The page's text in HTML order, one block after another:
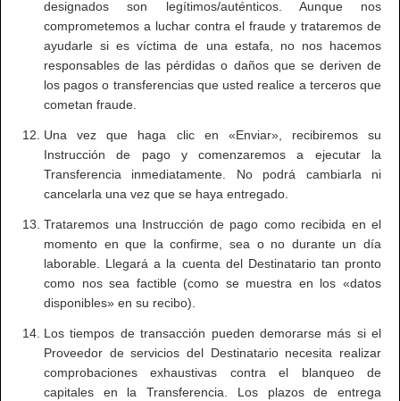
designados son legítimos/auténticos. Aunque nos
comprometemos a luchar contra el fraude y trataremos de
ayudarle si es víctima de una estafa, no nos hacemos
responsables de las pérdidas o daños que se deriven de
los pagos o transferencias que usted realice a terceros que
cometan fraude.
Una vez que haga clic en «Enviar», recibiremos su
Instrucción de pago y comenzaremos a ejecutar la
Transferencia inmediatamente. No podrá cambiarla ni
cancelarla una vez que se haya entregado.
Trataremos una Instrucción de pago como recibida en el
momento en que la confirme, sea o no durante un día
laborable. Llegará a la cuenta del Destinatario tan pronto
como nos sea factible (como se muestra en los «datos
disponibles» en su recibo).
Los tiempos de transacción pueden demorarse más si el
Proveedor de servicios del Destinatario necesita realizar
comprobaciones exhaustivas contra el blanqueo de
capitales en la Transferencia. Los plazos de entrega